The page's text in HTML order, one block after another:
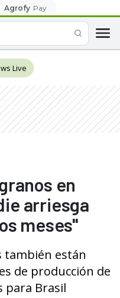
Agrofy Pay
Live
en
arriesga
meses"
también están
de producción de
para Brasil